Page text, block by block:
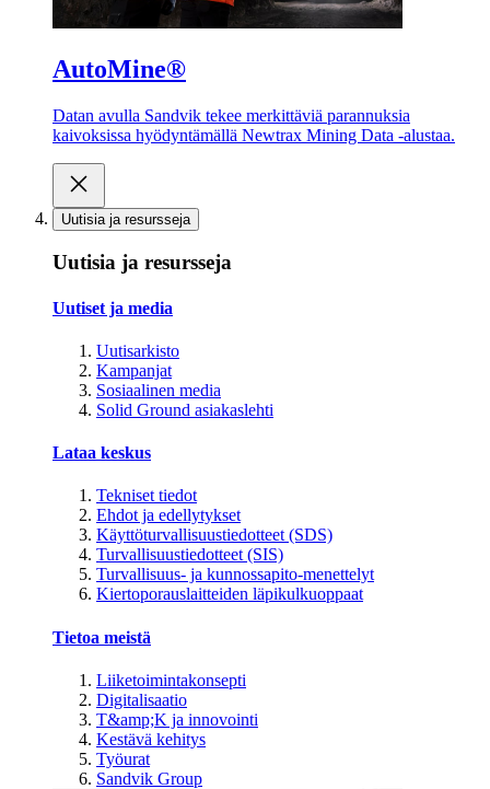
AutoMine®
Datan avulla Sandvik tekee merkittäviä parannuksia
kaivoksissa hyödyntämällä Newtrax Mining Data -alustaa.
Uutisia ja resursseja
Uutisia ja resursseja
Uutiset ja media
Uutisarkisto
Kampanjat
Sosiaalinen media
Solid Ground asiakaslehti
Lataa keskus
Tekniset tiedot
Ehdot ja edellytykset
Käyttöturvallisuustiedotteet (SDS)
Turvallisuustiedotteet (SIS)
Turvallisuus- ja kunnossapito-menettelyt
Kiertoporauslaitteiden läpikulkuoppaat
Tietoa meistä
Liiketoimintakonsepti
Digitalisaatio
T&amp;K ja innovointi
Kestävä kehitys
Työurat
Sandvik Group